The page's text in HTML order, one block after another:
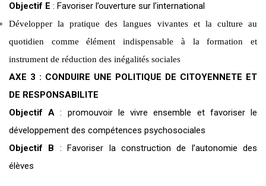
Objectif E : Favoriser l’ouverture sur l’international
Développer la pratique des langues vivantes et la culture au
quotidien comme élément indispensable à la formation et
instrument de réduction des inégalités sociales
AXE 3 : CONDUIRE UNE POLITIQUE DE CITOYENNETE ET
DE RESPONSABILITE
Objectif A : promouvoir le vivre ensemble et favoriser le
développement des compétences psychosociales
Objectif B : Favoriser la construction de l’autonomie des
élèves